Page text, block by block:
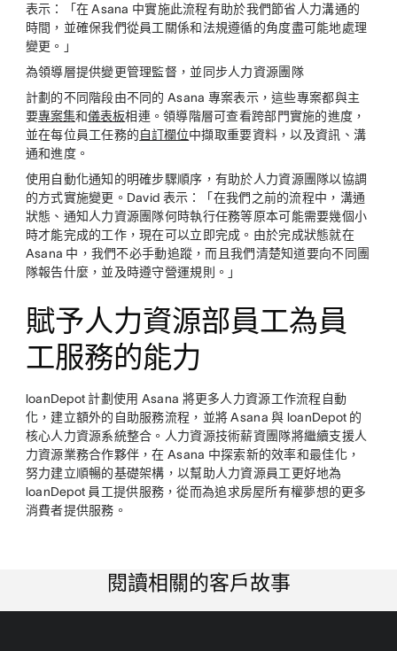
表示：「在 Asana 中實施此流程有助於我們節省人力溝通的
時間，並確保我們從員工關係和法規遵循的角度盡可能地處理
變更。」
為領導層提供變更管理監督，並同步人力資源團隊
計劃的不同階段由不同的 Asana 專案表示，這些專案都與主
要專案集和儀表板相連。領導階層可查看跨部門實施的進度，
並在每位員工任務的自訂欄位中擷取重要資料，以及資訊、溝
通和進度。
使用自動化通知的明確步驟順序，有助於人力資源團隊以協調
的方式實施變更。David 表示：「在我們之前的流程中，溝通
狀態、通知人力資源團隊何時執行任務等原本可能需要幾個小
時才能完成的工作，現在可以立即完成。由於完成狀態就在
Asana 中，我們不必手動追蹤，而且我們清楚知道要向不同團
隊報告什麼，並及時遵守營運規則。」
賦予人力資源部員工為員
工服務的能力
loanDepot 計劃使用 Asana 將更多人力資源工作流程自動
化，建立額外的自助服務流程，並將 Asana 與 loanDepot 的
核心人力資源系統整合。人力資源技術薪資團隊將繼續支援人
力資源業務合作夥伴，在 Asana 中探索新的效率和最佳化，
努力建立順暢的基礎架構，以幫助人力資源員工更好地為
loanDepot 員工提供服務，從而為追求房屋所有權夢想的更多
消費者提供服務。
閱讀相關的客戶故事